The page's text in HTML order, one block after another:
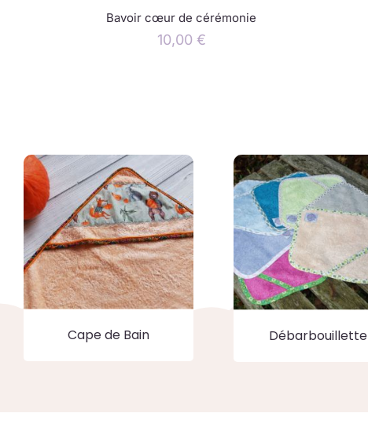
Bavoir cœur de cérémonie
10,00 €
Cape de Bain Débarbouillette